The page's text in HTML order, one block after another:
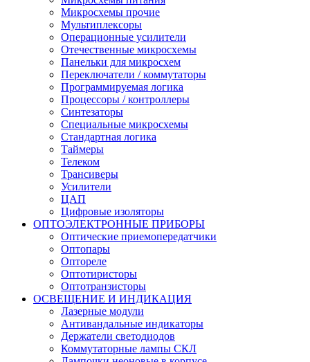
Микросхемы прочие
Мультиплексоры
Операционные усилители
Отечественные микросхемы
Панельки для микросхем
Переключатели / коммутаторы
Программируемая логика
Процессоры / контроллеры
Синтезаторы
Специальные микросхемы
Стандартная логика
Таймеры
Телеком
Трансиверы
Усилители
ЦАП
Цифровые изоляторы
ОПТОЭЛЕКТРОННЫЕ ПРИБОРЫ
Оптические приемопередатчики
Оптопары
Оптореле
Оптотиристоры
Оптотранзисторы
ОСВЕЩЕНИЕ И ИНДИКАЦИЯ
Лазерные модули
Антивандальные индикаторы
Держатели светодиодов
Коммутаторные лампы СКЛ